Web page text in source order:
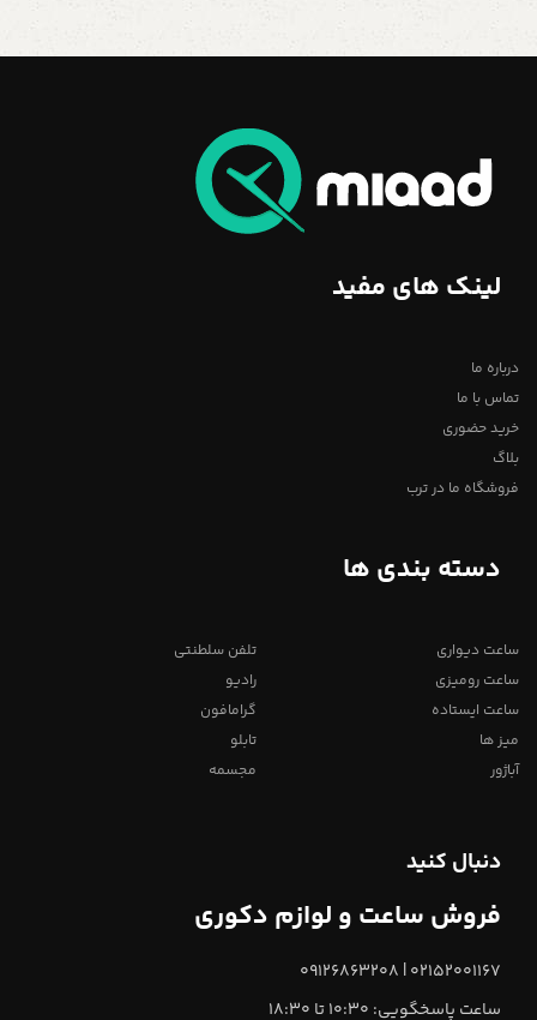
لینک های مفید
درباره ما
تماس با ما
خرید حضوری
بلاگ
فروشگاه ما در ترب
دسته بندی ها
ساعت دیواری
ساعت رومیزی
ساعت ایستاده
میز ها
آباژور
تلفن سلطنتی
رادیو
گرامافون
تابلو
مجسمه
دنبال کنید
فروش ساعت و لوازم دکوری
02152001167 | 09126863208
ساعت پاسخگویی: 10:30 تا 18:30